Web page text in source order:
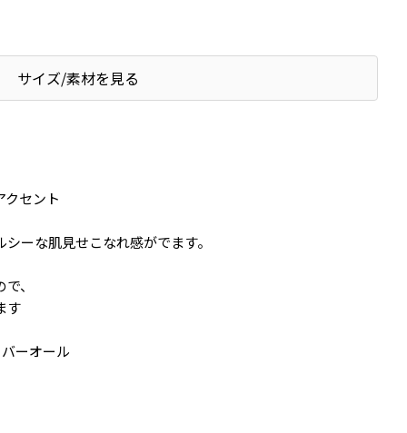
サイズ/素材を見る
クセント
ーな肌見せこなれ感がでます。
、
す
ーオール